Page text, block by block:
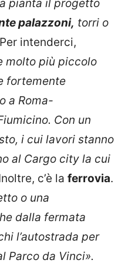
pianta il progetto
palazzoni, torri o
intenderci,
molto più piccolo
fortemente
a Roma-
Con un
i cui lavori stanno
al Cargo city la cui
c’è la ferrovia.
o una
dalla fermata
l’autostrada per
Parco da Vinci».